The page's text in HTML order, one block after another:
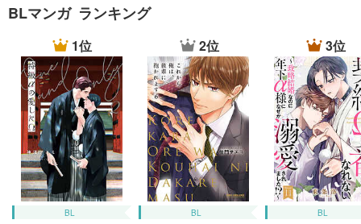
BLマンガ ランキング
1位
BL
2位
BL
3位
BL